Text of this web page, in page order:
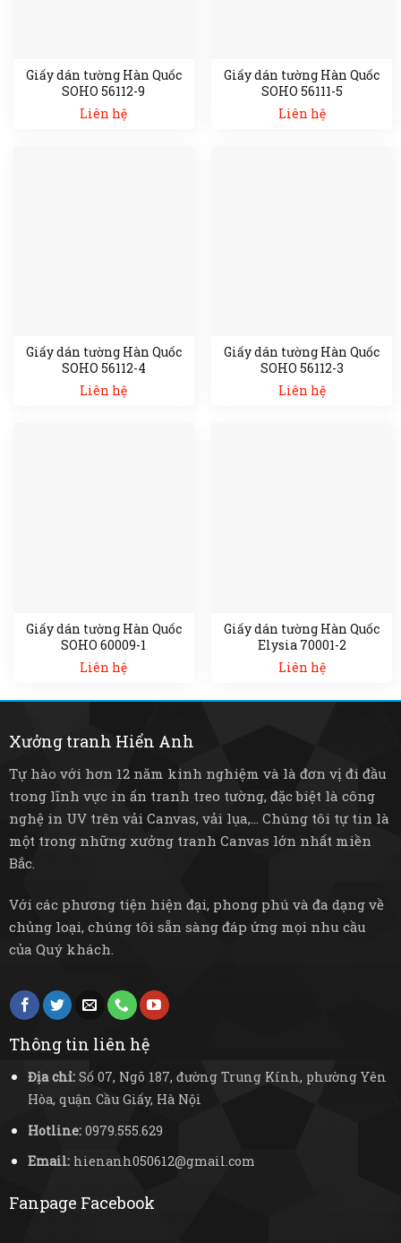
Giấy dán tường Hàn Quốc
SOHO 56112-9
Liên hệ
Giấy dán tường Hàn Quốc
SOHO 56111-5
Liên hệ
Giấy dán tường Hàn Quốc
SOHO 56112-4
Liên hệ
Giấy dán tường Hàn Quốc
SOHO 56112-3
Liên hệ
Giấy dán tường Hàn Quốc
SOHO 60009-1
Liên hệ
Giấy dán tường Hàn Quốc
Elysia 70001-2
Liên hệ
Xưởng tranh Hiển Anh
Tự hào với hơn 12 năm kinh nghiệm và là đơn vị đi đầu
trong lĩnh vực in ấn tranh treo tường, đặc biệt là công
nghệ in UV trên vải Canvas, vải lụa,... Chúng tôi tự tin là
một trong những xưởng tranh Canvas lớn nhất miền
Bắc.
Với các phương tiện hiện đại, phong phú và đa dạng về
chủng loại, chúng tôi sẵn sàng đáp ứng mọi nhu cầu
của Quý khách.
Thông tin liên hệ
Địa chỉ:Số 07, Ngõ 187, đường Trung Kính, phường Yên
Hòa, quận Cầu Giấy, Hà Nội
Hotline:0979.555.629
Email:hienanh050612@gmail.com
Fanpage Facebook